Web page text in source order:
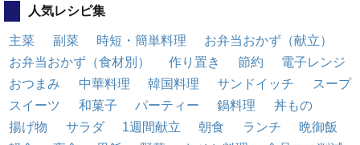
人気レシピ集
主菜 副菜 時短・簡単料理
お弁当おかず（献立）
お弁当おかず（食材別）
作り置き 節約
電子レンジ
おつまみ
中華料理 韓国料理 サンドイッチ
スープ
スイーツ
和菓子 パーティー 鍋料理
丼もの
揚げ物
サラダ 1週間献立 朝食 ランチ
晩御飯